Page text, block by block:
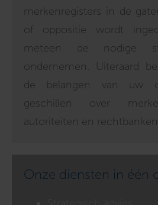
merkenregisters in de
of oppositie wordt
meteen de nodige
ondernemen. Uiteraard
de belangen van uw
geschillen over
autoriteiten en
Onze diensten in één